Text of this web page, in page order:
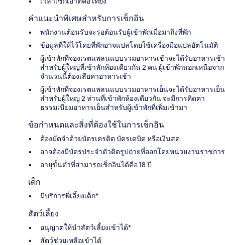
คำแนะนำพิเศษสำหรับการเช็กอิน
พนักงานต้อนรับจะรอต้อนรับผู้เข้าพักเมื่อมาถึงที่พัก
ข้อมูลที่ให้ไว้โดยที่พักอาจแปลโดยใช้เครื่องมือแปลอัตโนมัติ
ผู้เข้าพักที่จองเรตแพลนแบบรวมอาหารเช้าจะได้รับอาหารเช้า
สำหรับผู้ใหญ่ที่เข้าพักห้องเดียวกัน 2 คน ผู้เข้าพักนอกเหนือจาก
จำนวนนี้ต้องเสียค่าอาหารเช้า
ผู้เข้าพักที่จองเรตแพลนแบบรวมอาหารเย็นจะได้รับอาหารเย็น
สำหรับผู้ใหญ่ 2 ท่านที่เข้าพักห้องเดียวกัน จะมีการคิดค่า
ธรรมเนียมอาหารเย็นสำหรับผู้เข้าพักที่เพิ่มเข้ามา
ข้อกำหนดและสิ่งที่ต้องใช้ในการเช็กอิน
ต้องมัดจำด้วยบัตรเครดิต บัตรเดบิต หรือเงินสด
อาจต้องมีบัตรประจำตัวติดรูปถ่ายที่ออกโดยหน่วยงานราชการ
อายุขั้นต่ำที่สามารถเช็กอินได้คือ 18 ปี
เด็ก
มีบริการพี่เลี้ยงเด็ก*
สัตว์เลี้ยง
อนุญาตให้นำสัตว์เลี้ยงเข้าได้*
สัตว์ช่วยเหลือเข้าได้